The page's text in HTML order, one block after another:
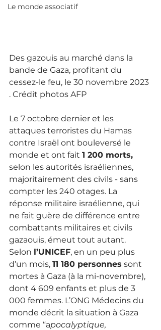
Le monde associatif
Des gazouis au marché dans la
bande de Gaza, profitant du
cessez-le feu, le 30 novembre 2023
. Crédit photos AFP
Le 7 octobre dernier et les
attaques terroristes du Hamas
contre Israël ont bouleversé le
monde et ont fait 1 200 morts,
selon les autorités israéliennes,
majoritairement des civils - sans
compter les 240 otages. La
réponse militaire israélienne, qui
ne fait guère de différence entre
combattants militaires et civils
gazaouis, émeut tout autant.
Selon l’UNICEF, en un peu plus
d’un mois, 11 180 personnes sont
mortes à Gaza (à la mi-novembre),
dont 4 609 enfants et plus de 3
000 femmes. L’ONG Médecins du
monde décrit la situation à Gaza
comme “apocalyptique,